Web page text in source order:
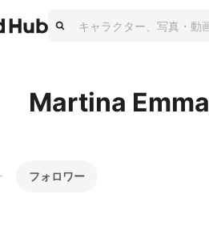
Martina Emma
フォロワー